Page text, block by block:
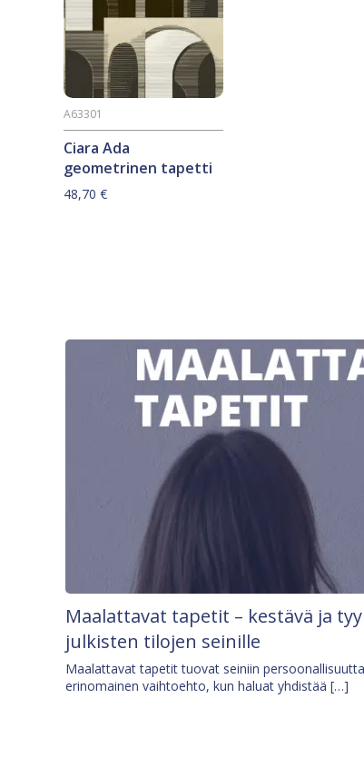
Ciara Ada
geometrinen tapetti
A63301
48,70 €
Maalattavat tapetit – kestävä ja
julkisten tilojen seinille
Maalattavat tapetit tuovat seiniin
erinomainen vaihtoehto, kun haluat yhdistää […]